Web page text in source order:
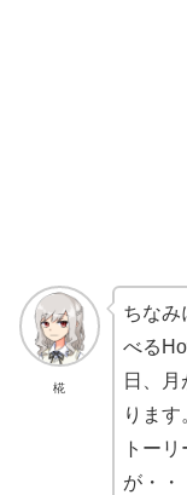
椛
ちなみ
べる
日、
りま
トー
が・・